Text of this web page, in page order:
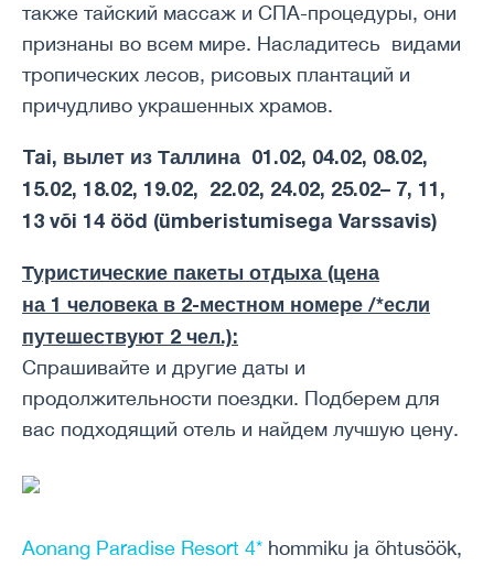
также тайский массаж и СПА-процедуры, они
признаны во всем мире. Насладитесь видами
тропических лесов, рисовых плантаций и
причудливо украшенных храмов.
Tai, вылет из Таллина 01.02, 04.02, 08.02,
15.02, 18.02, 19.02, 22.02, 24.02, 25.02– 7, 11,
13 või 14 ööd (ümberistumisega Varssavis)
Туристические пакеты отдыха (цена
на 1 человека в 2-местном номере /*если
путешествуют 2 чел.):
Спрашивайте и другие даты и ​​
продолжительности поездки. Подберем для
вас подходящий отель и найдем лучшую цену.
Aonang Paradise Resort 4* hommiku ja õhtusöök,